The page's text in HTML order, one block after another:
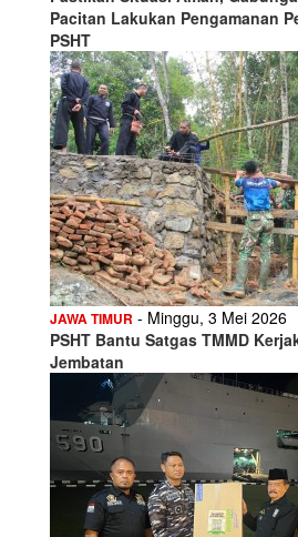
Pacitan Lakukan Pengamanan
PSHT
JAWA TIMUR - Minggu, 3 Mei 2026
PSHT Bantu Satgas TMMD
Jembatan